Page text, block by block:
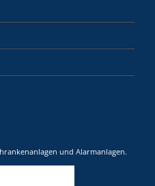
und Alarmanlagen.